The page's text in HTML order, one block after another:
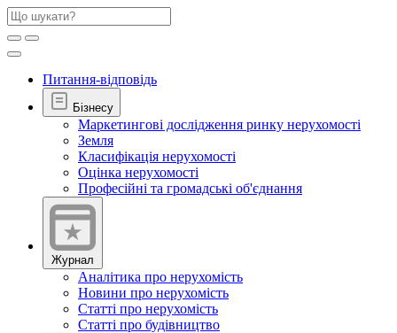
Питання-відповідь
Бізнесу
Маркетингові дослідження ринку нерухомості
Земля
Класифікація нерухомості
Оцінка нерухомості
Професійні та громадські об'єднання
Журнал
Аналітика про нерухомість
Новини про нерухомість
Статті про нерухомість
Статті про будівництво